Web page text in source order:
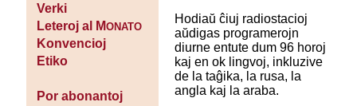
Verki
Leteroj al MONATO
Konvencioj
Etiko
Por abonantoj
Hodiaŭ ĉiuj radiostacioj
aŭdigas programerojn
diurne entute dum 96 horoj
kaj en ok lingvoj, inkluzive
de la taĝika, la rusa, la
angla kaj la araba.